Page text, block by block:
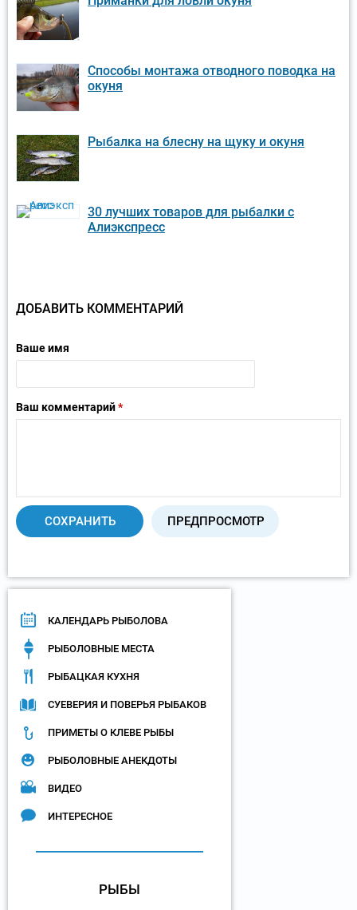
Способы монтажа отводного поводка на
окуня
Рыбалка на блесну на щуку и окуня
30 лучших товаров для рыбалки с
Алиэкспресс
ДОБАВИТЬ КОММЕНТАРИЙ
Ваше имя
Ваш комментарий*
КАЛЕНДАРЬ РЫБОЛОВА
РЫБОЛОВНЫЕ МЕСТА
РЫБАЦКАЯ КУХНЯ
СУЕВЕРИЯ И ПОВЕРЬЯ РЫБАКОВ
ПРИМЕТЫ О КЛЕВЕ РЫБЫ
РЫБОЛОВНЫЕ АНЕКДОТЫ
ВИДЕО
ИНТЕРЕСНОЕ
РЫБЫ